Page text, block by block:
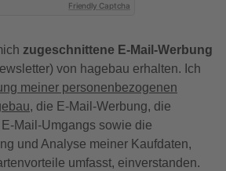
Friendly Captcha
zugeschnittene E-Mail-Werbung
von hagebau erhalten. Ich
meiner personenbezogenen
, die E-Mail-Werbung, die
Mail-Umgangs sowie die
und Analyse meiner Kaufdaten,
umfasst, einverstanden.